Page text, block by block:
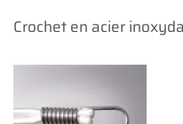
Crochet en acier